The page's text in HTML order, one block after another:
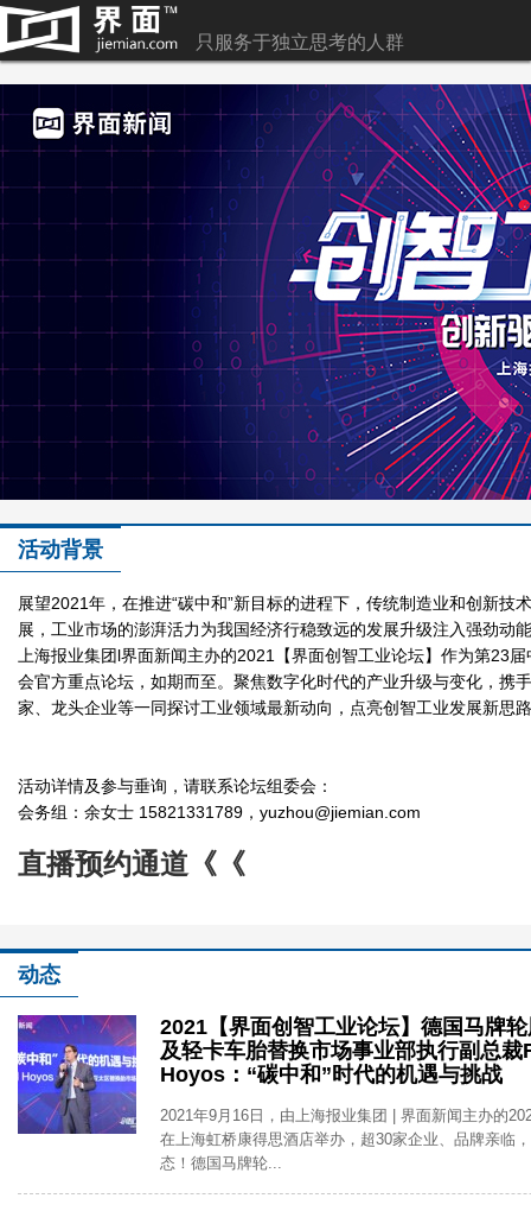
只服务于独立思考的人群
活动背景
展望2021年，在推进“碳中和”新目标的进程下，传统制造业和创新技
展，工业市场的澎湃活力为我国经济行稳致远的发展升级注入强劲动
上海报业集团l界面新闻主办的2021【界面创智工业论坛】作为第23
会官方重点论坛，如期而至。聚焦数字化时代的产业升级与变化，携
家、龙头企业等一同探讨工业领域最新动向，点亮创智工业发展新思
活动详情及参与垂询，请联系论坛组委会：
会务组：余女士 15821331789，yuzhou@jiemian.com
直播预约通道《 《
动态
2021【界面创智工业论坛】德国马牌
及轻卡车胎替换市场事业部执行副总
Hoyos：“碳中和”时代的机遇与挑战
2021年9月16日，由上海报业集团 | 界面新闻主办的
在上海虹桥康得思酒店举办，超30家企业、品牌亲临
态！德国马牌轮...